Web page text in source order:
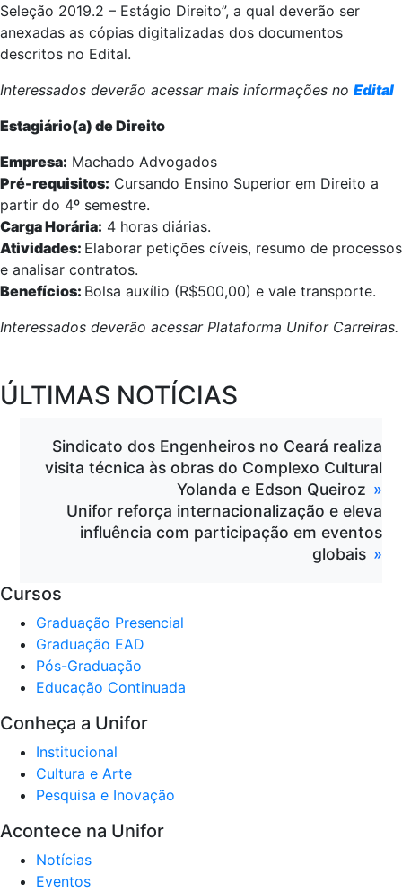
Seleção 2019.2 – Estágio Direito”, a qual deverão ser
anexadas as cópias digitalizadas dos documentos
descritos no Edital.
Interessados deverão acessar mais informações no Edital
Estagiário(a) de Direito
Empresa: Machado Advogados
Pré-requisitos: Cursando Ensino Superior em Direito a
partir do 4º semestre.
Carga Horária: 4 horas diárias.
Atividades: Elaborar petições cíveis, resumo de processos
e analisar contratos.
Benefícios: Bolsa auxílio (R$500,00) e vale transporte.
Interessados deverão acessar Plataforma Unifor Carreiras.
ÚLTIMAS NOTÍCIAS
Sindicato dos Engenheiros no Ceará realiza
visita técnica às obras do Complexo Cultural
Yolanda e Edson Queiroz
Unifor reforça internacionalização e eleva
influência com participação em eventos
globais
Cursos
Graduação Presencial
Graduação EAD
Pós-Graduação
Educação Continuada
Conheça a Unifor
Institucional
Cultura e Arte
Pesquisa e Inovação
Acontece na Unifor
Notícias
Eventos